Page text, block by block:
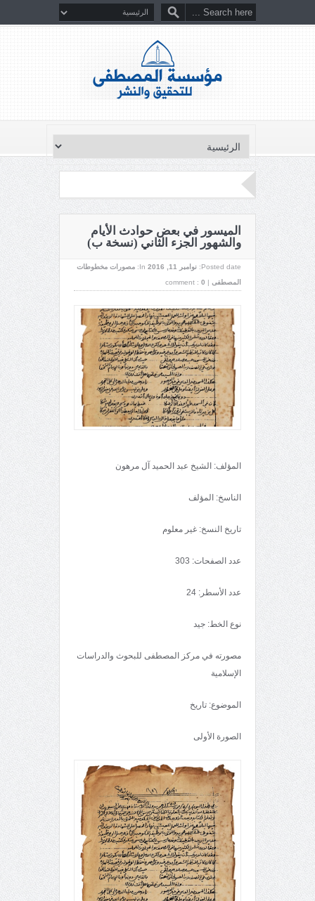
الميسور في بعض حوادث الأيام
والشهور الجزء الثاني (نسخة ب)
Posted date: نوامبر 11, 2016 In:
مصورات مخطوطات
المصطفى |
comment : 0
المؤلف: الشيخ عبد الحميد آل مرهون
الناسخ: المؤلف
تاريخ النسخ: غير معلوم
عدد الصفحات: 303
عدد الأسطر: 24
نوع الخط: جيد
مصورته في مركز المصطفى للبحوث والدراسات
الإسلامية
الموضوع: تاريخ
الصورة الأولى